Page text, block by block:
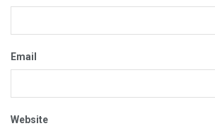
Email
Website